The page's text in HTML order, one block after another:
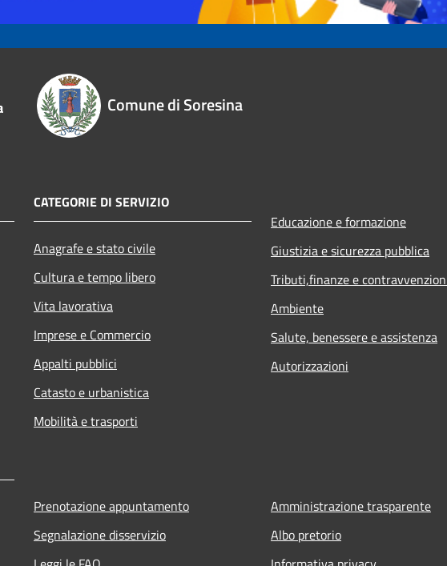
Comune di Soresina
CATEGORIE DI SERVIZIO
Anagrafe e stato civile
Cultura e tempo libero
Vita lavorativa
Imprese e Commercio
Appalti pubblici
Catasto e urbanistica
Mobilità e trasporti
Educazione e formazione
Giustizia e sicurezza pubblica
Tributi,finanze e
Ambiente
Salute, benessere e assistenza
Autorizzazioni
Prenotazione appuntamento
Segnalazione disservizio
Amministrazione trasparente
Albo pretorio